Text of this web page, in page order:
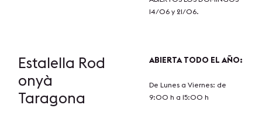
14/06 y 21/06.
Estalella Rod
onyà
Taragona
ABIERTA TODO EL AÑO:
De Lunes a Viernes: de
9:00 h a 15:00 h